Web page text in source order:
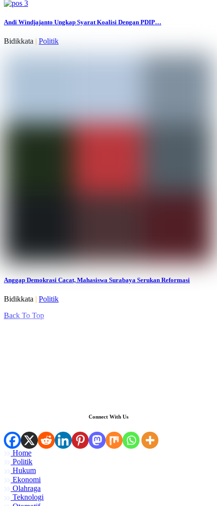
Andi Windjajanto Ungkap Syarat Koalisi Dengan PDIP…
Bidikkata | Politik
Anggap Demokrasi Cacat, Mahasiswa Surabaya Serukan Reformasi
Bidikkata | Politik
Back To Top
Connect With Us
Home
Politik
Hukum
Ekonomi
Olahraga
Teknologi